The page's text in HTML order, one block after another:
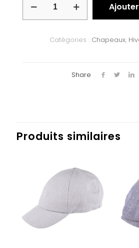
Catégories : Chapeaux,
Share
Produits similaires